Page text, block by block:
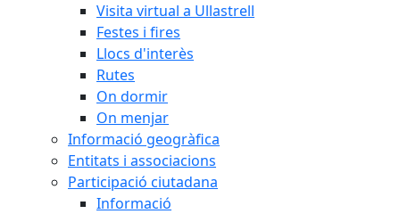
Visita virtual a Ullastrell
Festes i fires
Llocs d'interès
Rutes
On dormir
On menjar
Informació geogràfica
Entitats i associacions
Participació ciutadana
Informació